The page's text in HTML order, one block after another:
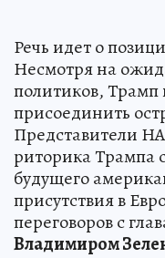
Речь идет о
Несмотря на
политиков, Трамп
присоединить
Представители
риторика Трампа
будущего
присутствия в
переговоров с
Владимиром